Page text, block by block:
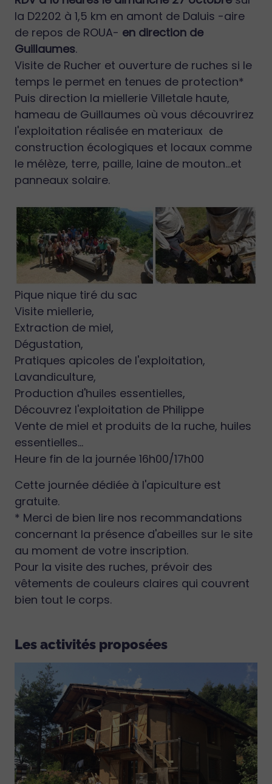
la D2202 à 1,5 km en amont de Daluis -aire
de repos de ROUA- en direction de
Guillaumes.
Visite de Rucher et ouverture de ruches si le
temps le permet en tenues de protection*
Puis direction la miellerie Villetale haute,
hameau de Guillaumes où vous découvrirez
l'exploitation réalisée en materiaux de
construction écologiques et locaux comme
le mélèze, terre, paille, laine de mouton…et
panneaux solaire.
Pique nique tiré du sac
Visite miellerie,
Extraction de miel,
Dégustation,
Pratiques apicoles de l'exploitation,
Lavandiculture,
Production d'huiles essentielles,
Découvrez l'exploitation de Philippe
Vente de miel et produits de la ruche, huiles
essentielles...
Heure fin de la journée 16h00/17h00
Cette journée dédiée à l'apiculture est
gratuite.
* Merci de bien lire nos recommandations
concernant la présence d'abeilles sur le site
au moment de votre inscription.
Pour la visite des ruches, prévoir des
vêtements de couleurs claires qui couvrent
bien tout le corps.
Les activités proposées